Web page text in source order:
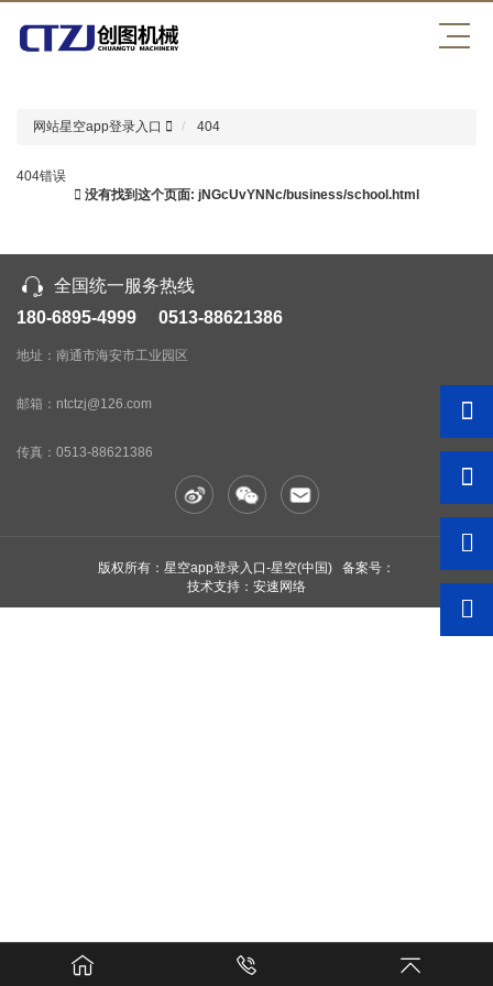
星空app登录入口
网站星空app登录入口 404
404错误
没有找到这个页面: jNGcUvYNNc/business/school.html
全国统一服务热线
180-6895-4999 0513-88621386
地址：南通市海安市工业园区
邮箱：ntctzj@126.com
传真： 0513-88621386
版权所有：星空app登录入口-星空(中国) 备案号：
技术支持：安速网络